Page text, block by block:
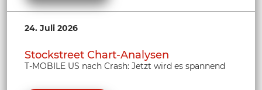
24. Juli 2026
Stockstreet Chart-Analysen
T-MOBILE US nach Crash: Jetzt wird es spannend